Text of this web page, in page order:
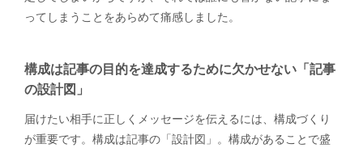
ってしまうことをあらめて痛感しました。
構成は記事の目的を達成するために欠かせない「記事
の設計図」
届けたい相手に正しくメッセージを伝えるには、構成づくり
が重要です。構成は記事の「設計図」。構成があることで盛